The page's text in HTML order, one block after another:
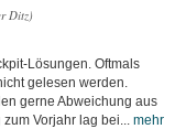
Ditz)
Lösungen. Oftmals
gelesen werden.
gerne Abweichung aus
Vorjahr lag bei... mehr